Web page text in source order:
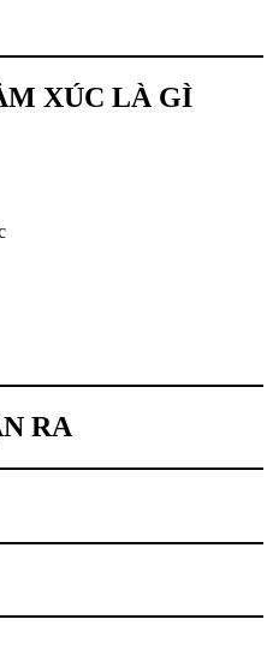
XÚC LÀ GÌ
RA